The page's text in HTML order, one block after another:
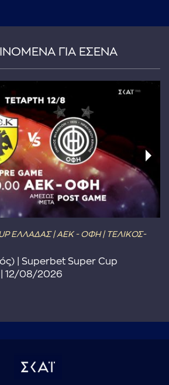
ΓΙΑ ΕΣΕΝΑ
ΕΛΛΑΔΑΣ | ΑΕΚ - ΟΦΗ | ΤΕΛΙΚΟΣ-
| Superbet Super Cup
| 12/08/2026